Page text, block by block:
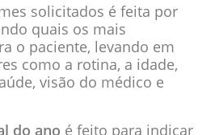
solicitados é feita por
quais os mais
o paciente, levando em
como a rotina, a idade,
visão do médico e
do ano é feito para indicar